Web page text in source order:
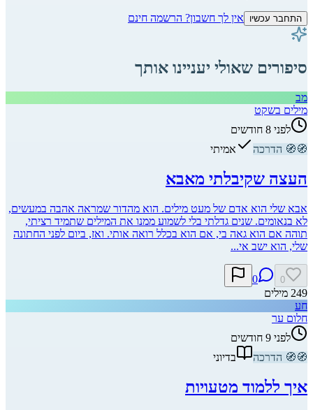
התחבר עכשיו אין לך חשבון? הרשמה חינם
סיפורים שאולי יעניינו אותך
מב
מילים בשקט
לפני 8 חודשים
🧭
🧭 הדרכה אמיתי
העצה שקיבלתי מאבא
אבא שלי הוא אדם של מעט מילים. הוא מהדור שמראה אהבה במעשים,
לא בנאומים. שנים גדלתי בלי לשמוע ממנו את המילים שתמיד רציתי,
תוהה אם הוא גאה בי, אם הוא בכלל רואה אותי. ואז, ביום לפני החתונה
שלי, הוא ישב אי...
0
0
249 מילים
חע
חלום ער
לפני 9 חודשים
🧭
🧭 הדרכה בדיוני
איך ללמוד מטעויות